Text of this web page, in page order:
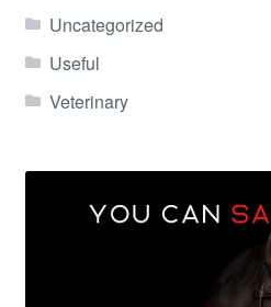
Uncategorized
Useful
Veterinary